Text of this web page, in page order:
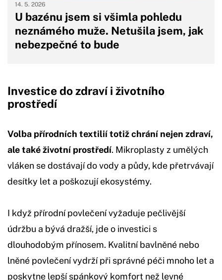
U bazénu jsem si všimla pohledu
neznámého muže. Netušila jsem, jak
nebezpečné to bude
14. 5. 2026
Investice do zdraví i životního
prostředí
Volba přírodních textilií totiž chrání nejen zdraví,
ale také životní prostředí. Mikroplasty z umělých
vláken se dostávají do vody a půdy, kde přetrvávají
desítky let a poškozují ekosystémy.
I když přírodní povlečení vyžaduje pečlivější
údržbu a bývá dražší, jde o investici s
dlouhodobým přínosem. Kvalitní bavlněné nebo
lněné povlečení vydrží při správné péči mnoho let a
poskytne lepší spánkový komfort než levné